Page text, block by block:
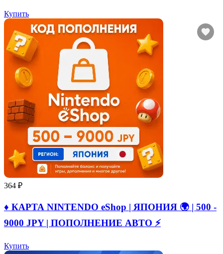
Купить
364 ₽
♦️ КАРТА NINTENDO eShop | ЯПОНИЯ 🌍 | 500 -
9000 JPY | ПОПОЛНЕНИЕ АВТО ⚡
Купить